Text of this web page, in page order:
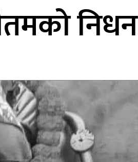
निधन